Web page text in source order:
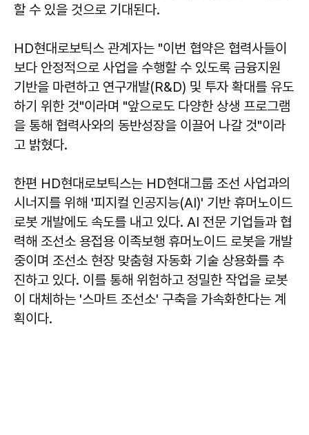
할 수 있을 것으로 기대된다.
HD현대로보틱스 관계자는 "이번 협약은 협력사들이
보다 안정적으로 사업을 수행할 수 있도록 금융지원
기반을 마련하고 연구개발(R&D) 및 투자 확대를 유도
하기 위한 것"이라며 "앞으로도 다양한 상생 프로그램
을 통해 협력사와의 동반성장을 이끌어 나갈 것"이라
고 밝혔다.
한편 HD현대로보틱스는 HD현대그룹 조선 사업과의
시너지를 위해 '피지컬 인공지능(AI)' 기반 휴머노이드
로봇 개발에도 속도를 내고 있다. AI 전문 기업들과 협
력해 조선소 용접용 이족보행 휴머노이드 로봇을 개발
중이며 조선소 현장 맞춤형 자동화 기술 상용화를 추
진하고 있다. 이를 통해 위험하고 정밀한 작업을 로봇
이 대체하는 '스마트 조선소' 구축을 가속화한다는 계
획이다.